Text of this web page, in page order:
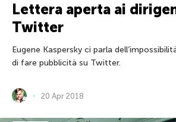
Lettera aperta ai
Twitter
Eugene Kaspersky ci parla
di fare pubblicità su Twitter.
20 Apr 2018